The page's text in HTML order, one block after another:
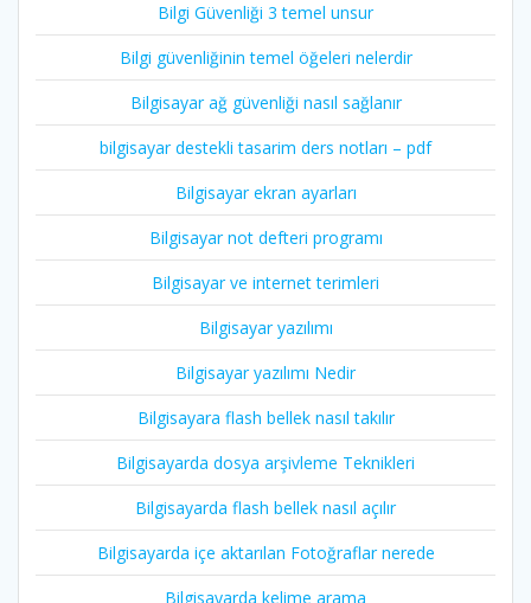
Bilgi Güvenliği 3 temel unsur
Bilgi güvenliğinin temel öğeleri nelerdir
Bilgisayar ağ güvenliği nasıl sağlanır
bilgisayar destekli tasarim ders notları – pdf
Bilgisayar ekran ayarları
Bilgisayar not defteri programı
Bilgisayar ve internet terimleri
Bilgisayar yazılımı
Bilgisayar yazılımı Nedir
Bilgisayara flash bellek nasıl takılır
Bilgisayarda dosya arşivleme Teknikleri
Bilgisayarda flash bellek nasıl açılır
Bilgisayarda içe aktarılan Fotoğraflar nerede
Bilgisayarda kelime arama